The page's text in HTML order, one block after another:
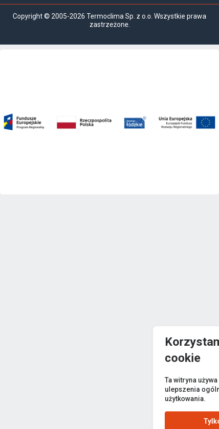
Copyright © 2005-2026 Termoclima Sp. z o.o. Wszystkie prawa
zastrzeżone.
cookie
Ta witryna
ulepszenia
użytkowania.